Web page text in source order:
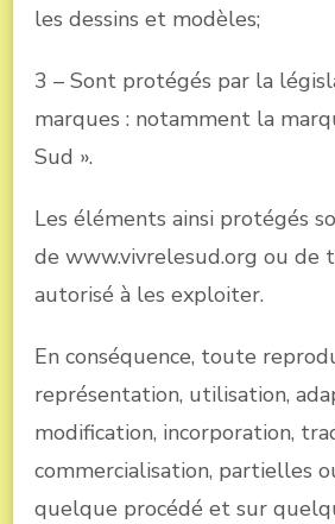
les dessins et modèles;
3 – Sont protégés par la
marques : notamment la
Sud ».
Les éléments ainsi protégés
de www.vivrelesud.org ou de
autorisé à les exploiter.
En conséquence, toute
représentation, utilisation,
modification, incorporation,
commercialisation, partielles
quelque procédé et sur